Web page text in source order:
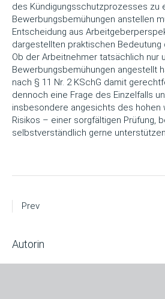
des Kündigungsschutzprozesses zu
Bewerbungsbemühungen anstellen
Entscheidung aus
dargestellten praktischen Bedeutung
Ob der Arbeitnehmer tatsächlich nur
Bewerbungsbemühungen angestellt
nach § 11 Nr. 2 KSchG damit
dennoch eine Frage des Einzelfalls
insbesondere angesichts des hohen
Risikos – einer sorgfältigen Prüfung,
selbstverständlich gerne
Prev
Autorin